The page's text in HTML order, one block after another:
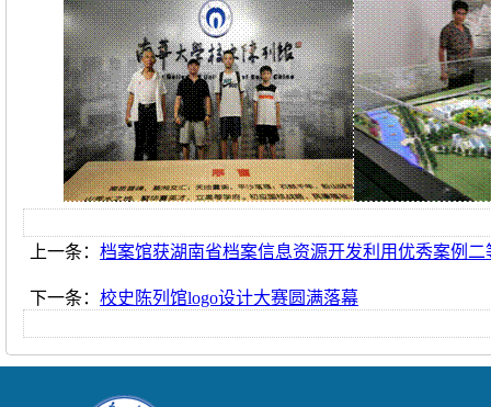
上一条： 档案馆获湖南省档案信息资源开发利用优秀案例二
下一条： 校史陈列馆logo设计大赛圆满落幕